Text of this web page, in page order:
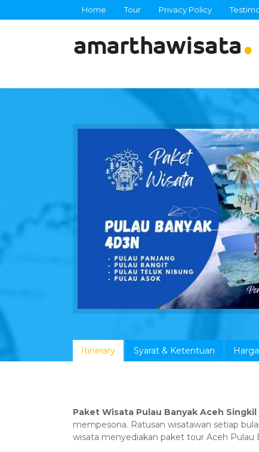
Home Tour Privacy Policy
Itinerary Syarat & Ketentuan Harga
Paket Wisata Pulau Banyak Aceh Singkil
mempesona. Ratusan wisatawan setiap
wisata menyediakan paket tour Aceh Pulau